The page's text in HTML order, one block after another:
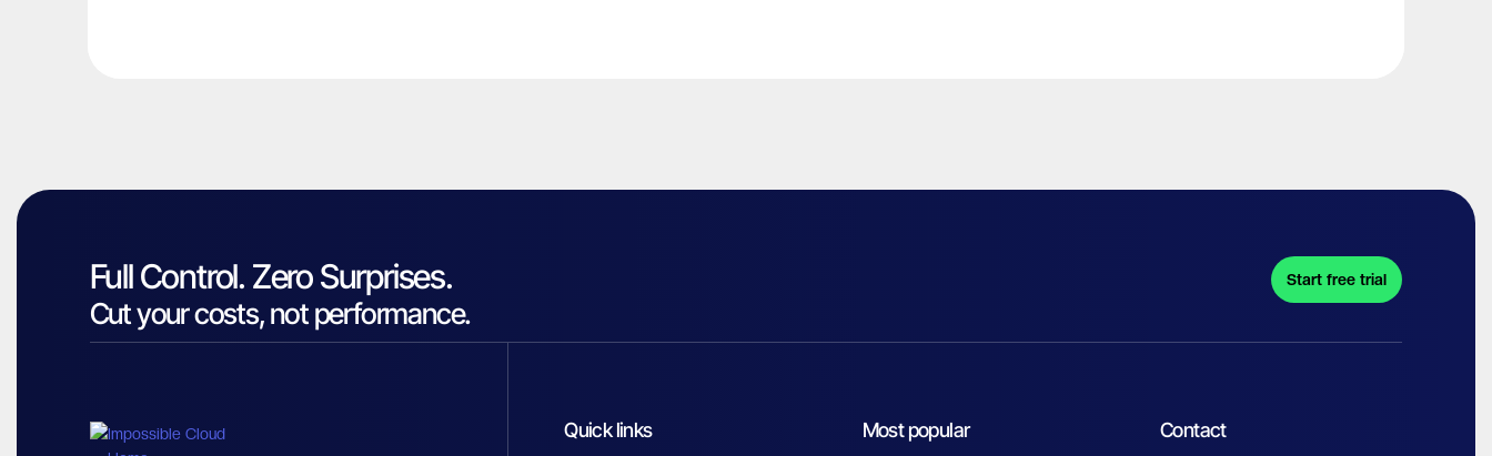
Full Control. Zero Surprises.
Cut your costs, not performance.
Start free trial
Quick links Most popular Contact